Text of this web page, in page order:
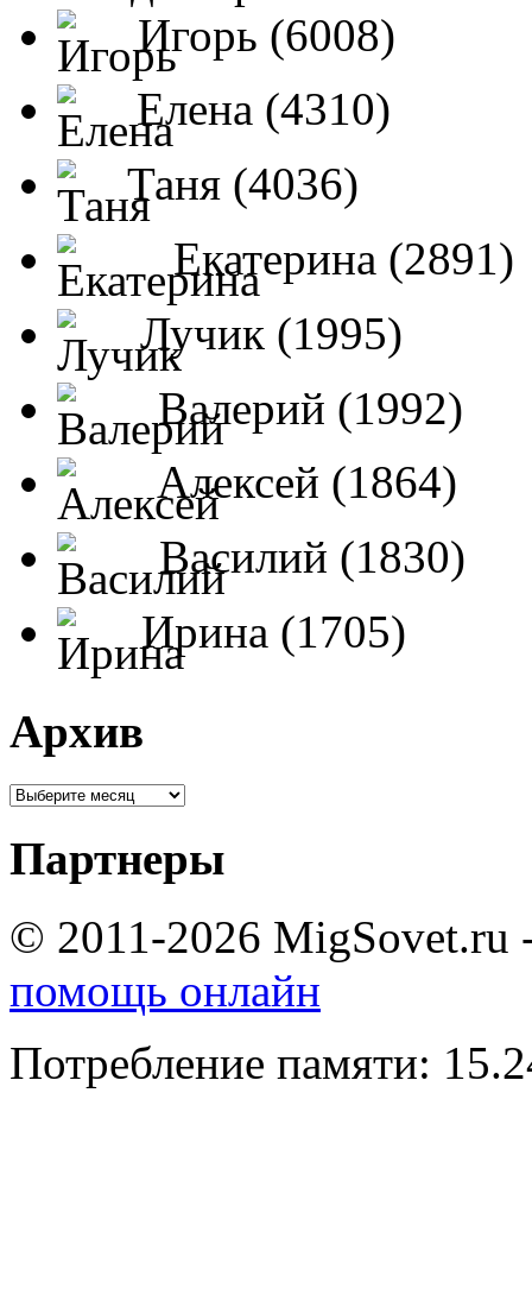
Игорь (6008)
Елена (4310)
Таня (4036)
Екатерина (2891)
Лучик (1995)
Валерий (1992)
Алексей (1864)
Василий (1830)
Ирина (1705)
Архив
Партнеры
© 2011-2026 MigSovet.ru
помощь онлайн
Потребление памяти: